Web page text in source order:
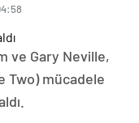
ve Gary Neville,
Two) mücadele